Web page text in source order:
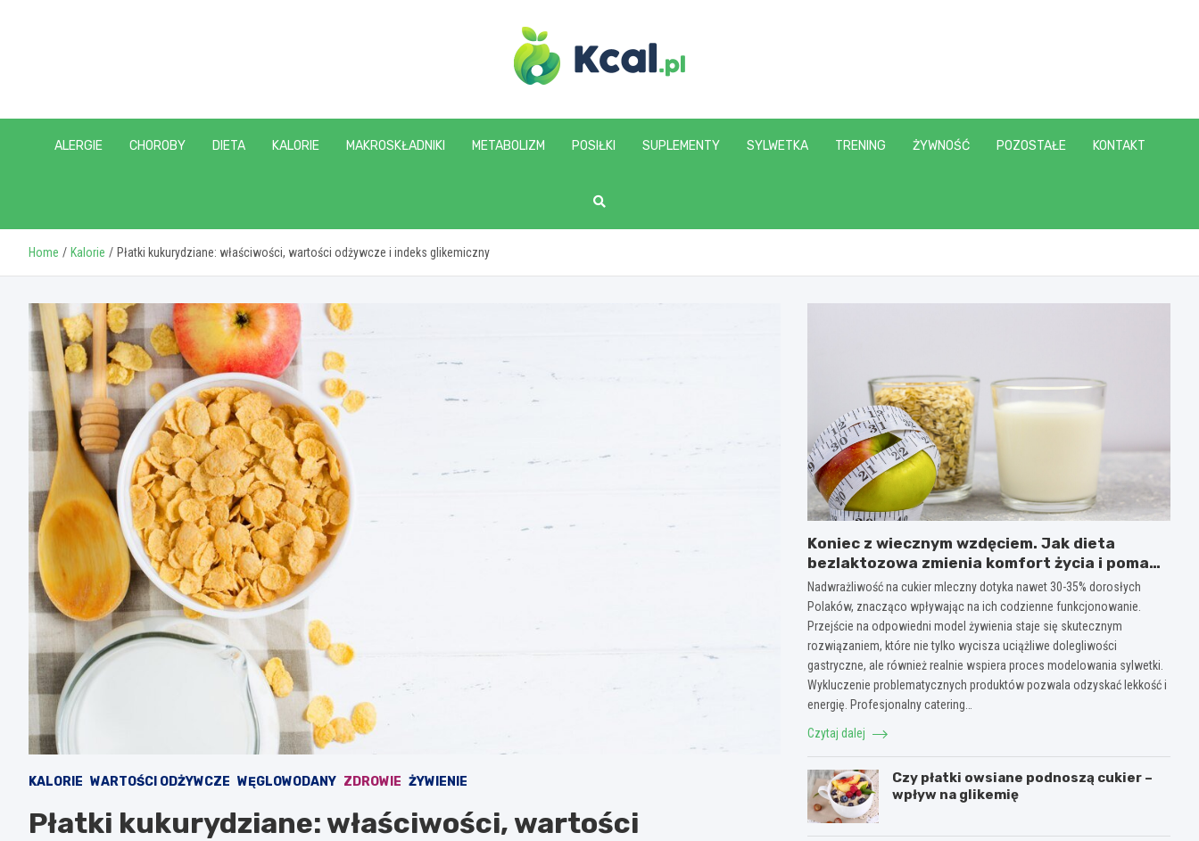
www.kcal.pl
ALERGIE CHOROBY DIETA KALORIE MAKROSKŁADNIKI METABOLIZM POSIŁKI SUPLEMENTY SYLWETKA TRENING ŻYWNOŚĆ POZOSTAŁE KONTAKT
Home Kalorie Płatki kukurydziane: właściwości, wartości odżywcze i indeks glikemiczny
KALORIE WARTOŚCI ODŻYWCZE WĘGLOWODANY ZDROWIE ŻYWIENIE
Płatki kukurydziane: właściwości, wartości
Koniec z wiecznym wzdęciem. Jak dieta
bezlaktozowa zmienia komfort życia i pomaga
w redukcji wagi?
Nadwrażliwość na cukier mleczny dotyka nawet 30-35% dorosłych
Polaków, znacząco wpływając na ich codzienne funkcjonowanie.
Przejście na odpowiedni model żywienia staje się skutecznym
rozwiązaniem, które nie tylko wycisza uciążliwe dolegliwości
gastryczne, ale również realnie wspiera proces modelowania sylwetki.
Wykluczenie problematycznych produktów pozwala odzyskać lekkość i
energię. Profesjonalny catering…
Czytaj dalej
Czy płatki owsiane podnoszą cukier –
wpływ na glikemię